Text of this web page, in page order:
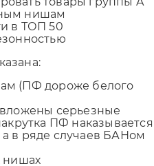
нишам
в ТОП 50
(ПФ дороже белого
серьезные
ПФ наказывается
в ряде случаев БАНом
нишах